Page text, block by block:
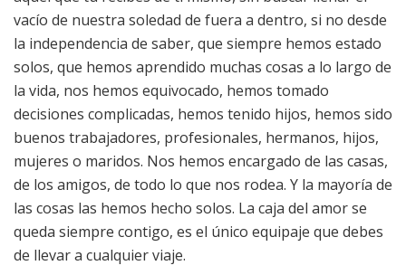
vacío de nuestra soledad de fuera a dentro, si no desde
la independencia de saber, que siempre hemos estado
solos, que hemos aprendido muchas cosas a lo largo de
la vida, nos hemos equivocado, hemos tomado
decisiones complicadas, hemos tenido hijos, hemos sido
buenos trabajadores, profesionales, hermanos, hijos,
mujeres o maridos. Nos hemos encargado de las casas,
de los amigos, de todo lo que nos rodea. Y la mayoría de
las cosas las hemos hecho solos. La caja del amor se
queda siempre contigo, es el único equipaje que debes
de llevar a cualquier viaje.